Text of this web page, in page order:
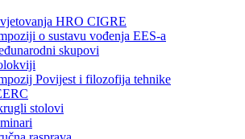
HRO CIGRE
o sustavu vođenja EES-a
skupovi
Povijest i filozofija tehnike
stolovi